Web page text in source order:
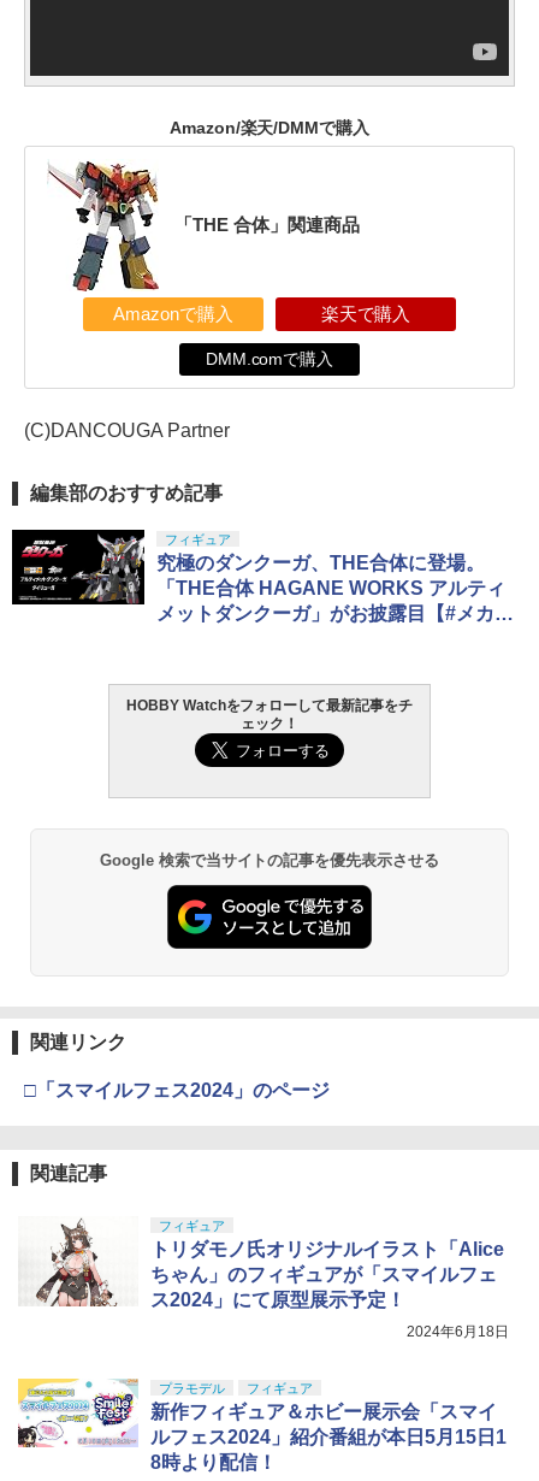
Amazon/楽天/DMMで購入
「THE 合体」関連商品
Amazonで購入 楽天で購入
DMM.comで購入
(C)DANCOUGA Partner
編集部のおすすめ記事
フィギュア
究極のダンクーガ、THE合体に登場。
「THE合体 HAGANE WORKS アルティ
メットダンクーガ」がお披露目【#メカス
HOBBY Watchをフォローして最新記事をチ
ェック！
Google 検索で当サイトの記事を優先表示させる
関連リンク
□「スマイルフェス2024」のページ
関連記事
フィギュア
トリダモノ氏オリジナルイラスト「Alice
ちゃん」のフィギュアが「スマイルフェ
ス2024」にて原型展示予定！
2024年6月18日
プラモデル フィギュア
新作フィギュア＆ホビー展示会「スマイ
ルフェス2024」紹介番組が本日5月15日1
8時より配信！